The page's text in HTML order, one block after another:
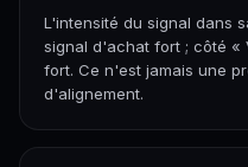
L'intensité du signal dans
signal d'achat fort ; côté «
fort. Ce n'est jamais une
d'alignement.